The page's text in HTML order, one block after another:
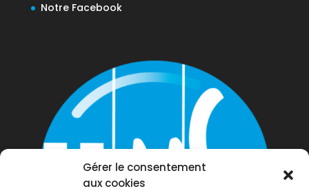
Gérer le consentement
aux cookies
Notre Facebook